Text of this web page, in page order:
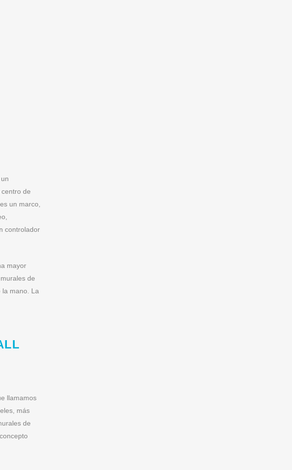
de
un marco,
controlador
mayor
de
la mano. La
llamamos
más
de